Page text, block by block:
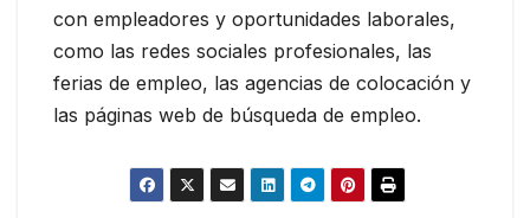
con empleadores y oportunidades laborales,
como las redes sociales profesionales, las
ferias de empleo, las agencias de colocación y
las páginas web de búsqueda de empleo.